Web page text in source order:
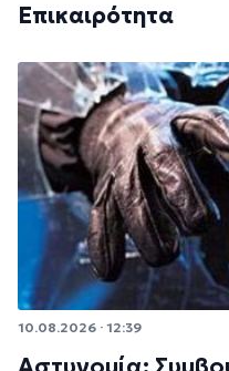
Επικαιρότητα
10.08.2026 · 12:39